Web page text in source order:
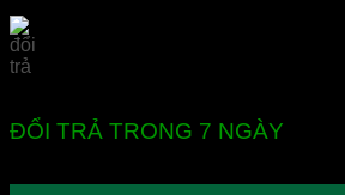
ĐỔI TRẢ TRONG 7 NGÀY